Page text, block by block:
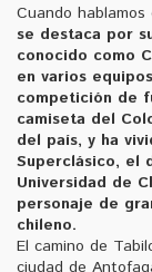
Cuando hablamos
se destaca por
conocido como
en varios
competición de
camiseta del
del país, y ha
Superclásico, el
Universidad de
personaje de
chileno.
El camino de
ciudad de